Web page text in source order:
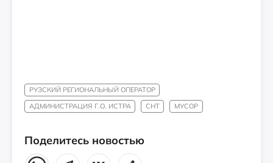
РУЗСКИЙ РЕГИОНАЛЬНЫЙ ОПЕРАТОР
АДМИНИСТРАЦИЯ Г.О. ИСТРА
СНТ МУСОР
Поделитесь новостью